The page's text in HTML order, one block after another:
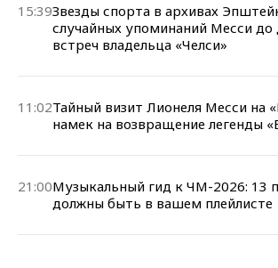
15:39Звезды спорта в архивах
случайных упоминаний Месси до
встреч владельца «Челси»
11:02Тайный визит Лионеля Месси на
намек на возвращение легенды
21:00Музыкальный гид к ЧМ-2026: 13
должны быть в вашем плейлисте